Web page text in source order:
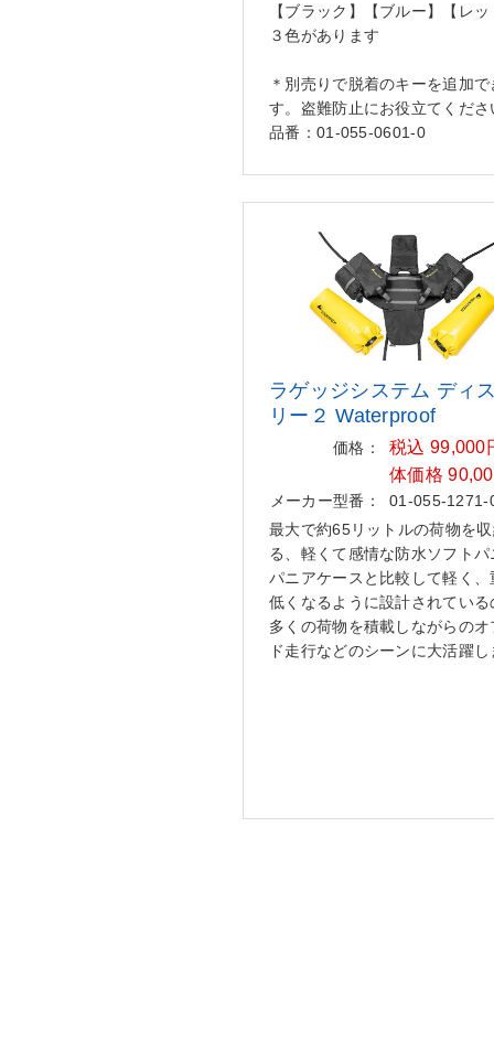
【ブラック】【ブルー】【レ
３色があります
＊別売りで脱着のキーを追加で
す。盗難防止にお役立てくださ
品番：01-055-0601-0
ラゲッジシステム ディ
リー ２ Waterproof
価格：
税込 99,000
体価格
メーカー型番：
01-055-1271-
最大で約65リットルの荷物を
る、軽くて感情な防水ソフトパ
パニアケースと比較して軽く、
低くなるように設計されている
多くの荷物を積載しながらのオ
ド走行などのシーンに大活躍